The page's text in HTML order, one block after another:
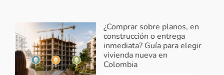
¿Comprar sobre planos, en
construcción o entrega
inmediata? Guía para elegir
vivienda nueva en
Colombia